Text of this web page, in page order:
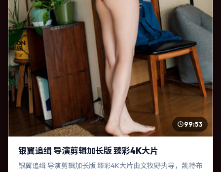
99:53
银翼追缉 导演剪辑加长版 臻彩4K大片
银翼追缉 导演剪辑加长版 臻彩4K大片由文牧野执导，凯特·布